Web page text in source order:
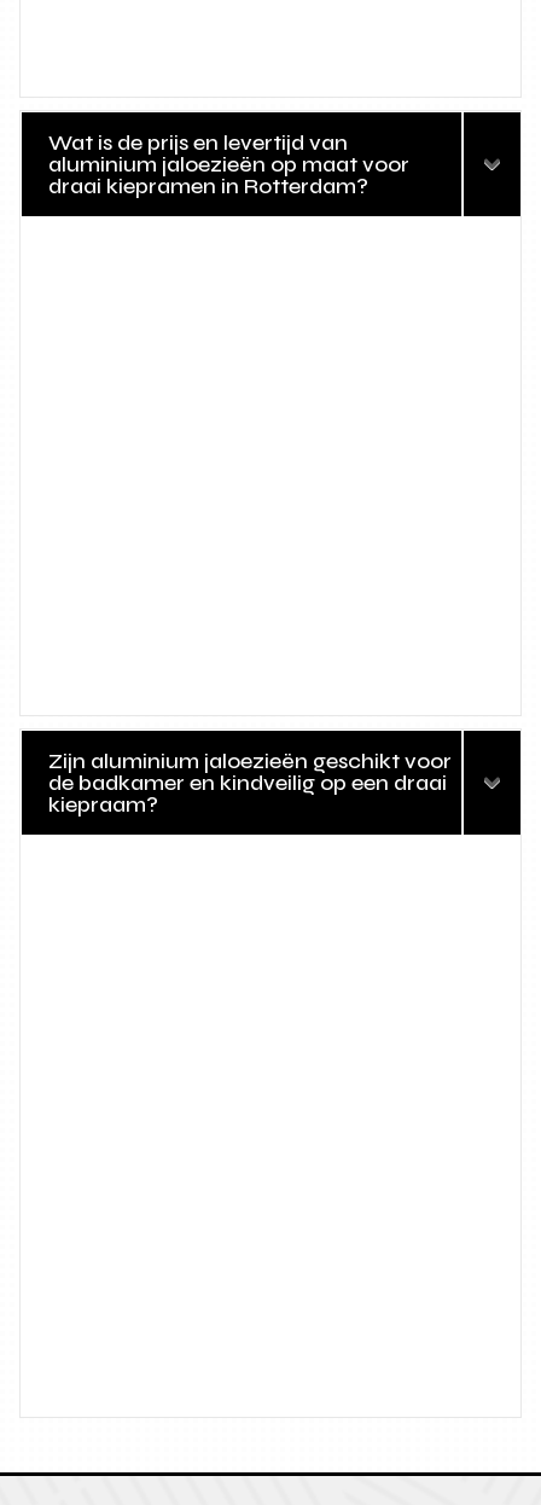
Wat is de prijs en levertijd van
aluminium jaloezieën op maat voor
draai kiepramen in Rotterdam?
Zijn aluminium jaloezieën geschikt voor
de badkamer en kindveilig op een draai
kiepraam?